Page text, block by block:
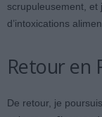
scrupuleusement, et
d’intoxications
Retour en
De retour, je